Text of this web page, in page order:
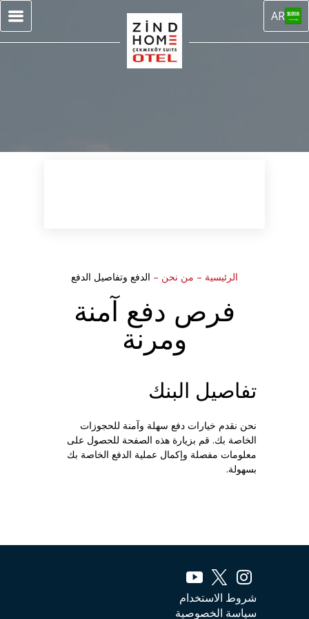
AR
الرئيسية – من نحن – الدفع وتفاصيل الدفع
فرص دفع آمنة
ومرنة
تفاصيل البنك
نحن نقدم خيارات دفع سهلة وآمنة للحجوزات
الخاصة بك. قم بزيارة هذه الصفحة للحصول على
معلومات مفصلة وإكمال عملية الدفع الخاصة بك
بسهولة.
شروط الاستخدام
سياسة الخصوصية